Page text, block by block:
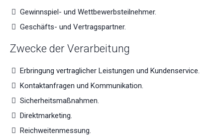
Gewinnspiel- und Wettbewerbsteilnehmer.
Geschäfts- und Vertragspartner.
Zwecke der Verarbeitung
Erbringung vertraglicher Leistungen und Kundenservice.
Kontaktanfragen und Kommunikation.
Sicherheitsmaßnahmen.
Direktmarketing.
Reichweitenmessung.